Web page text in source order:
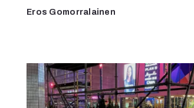
Eros Gomorralainen